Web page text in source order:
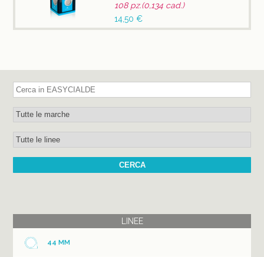
108 pz.(0,134 cad.)
14,50 €
LINEE
44 MM